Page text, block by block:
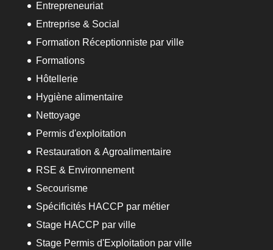
Entrepreneuriat
Entreprise & Social
Formation Réceptionniste par ville
Formations
Hôtellerie
Hygiène alimentaire
Nettoyage
Permis d'exploitation
Restauration & Agroalimentaire
RSE & Environnement
Secourisme
Spécificités HACCP par métier
Stage HACCP par ville
Stage Permis d'Exploitation par ville